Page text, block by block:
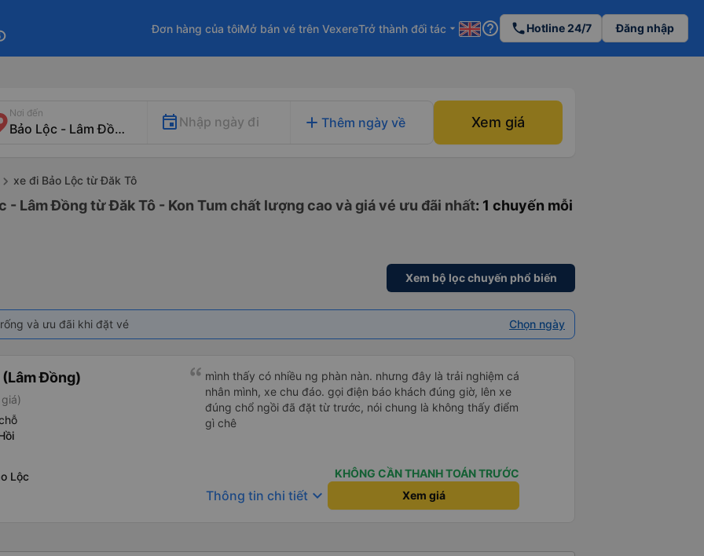
Đơn hàng của tôiMở bán vé trên VexereTrở thành đối tác arrow_drop_down help_outline phoneHotline 24/7 Đăng nhập
Nơi đến
Nhập ngày đi add Thêm ngày về Xem giá
xe đi Bảo Lộc từ Đăk Tô
- Lâm Đồng từ Đăk Tô - Kon Tum chất lượng cao và giá vé ưu đãi nhất: 1 chuyến mỗi
Xem bộ lọc chuyến phổ biến
và ưu đãi khi đặt vé Chọn ngày
Đồng)
Lộc
mình thấy có nhiều ng phàn nàn. nhưng đây là trải nghiệm cá
nhân mình, xe chu đáo. gọi điện báo khách đúng giờ, lên xe
đúng chổ ngồi đã đặt từ trước, nói chung là không thấy điểm
gì chê
KHÔNG CẦN THANH TOÁN TRƯỚC
Thông tin chi tiết keyboard_arrow_down Xem giá